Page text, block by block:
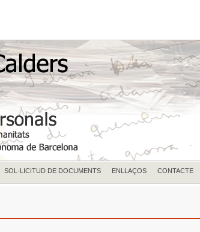
SOL·LICITUD DE DOCUMENTS ENLLAÇOS CONTACTE